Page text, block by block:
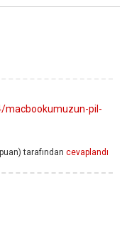
macbookumuzun-pil-
puan) tarafından cevaplandı